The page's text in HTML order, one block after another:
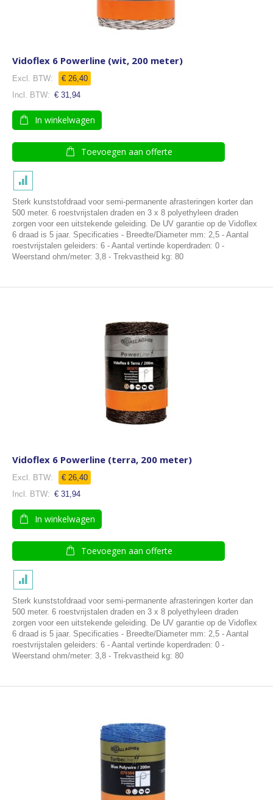
Vidoflex 6 Powerline (wit, 200 meter)
€ 26,40
€ 31,94
In winkelwagen
Toevoegen aan offerte
Sterk kunststofdraad voor semi-permanente afrasteringen korter dan
500 meter. 6 roestvrijstalen draden en 3 x 8 polyethyleen draden
zorgen voor een uitstekende geleiding. De UV garantie op de Vidoflex
6 draad is 5 jaar. Specificaties - Breedte/Diameter mm: 2,5 - Aantal
roestvrijstalen geleiders: 6 - Aantal vertinde koperdraden: 0 -
Weerstand ohm/meter: 3,8 - Trekvastheid kg: 80
Vidoflex 6 Powerline (terra, 200 meter)
€ 26,40
€ 31,94
In winkelwagen
Toevoegen aan offerte
Sterk kunststofdraad voor semi-permanente afrasteringen korter dan
500 meter. 6 roestvrijstalen draden en 3 x 8 polyethyleen draden
zorgen voor een uitstekende geleiding. De UV garantie op de Vidoflex
6 draad is 5 jaar. Specificaties - Breedte/Diameter mm: 2,5 - Aantal
roestvrijstalen geleiders: 6 - Aantal vertinde koperdraden: 0 -
Weerstand ohm/meter: 3,8 - Trekvastheid kg: 80